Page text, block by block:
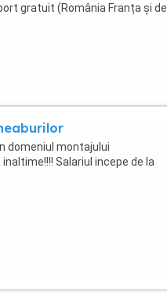
gratuit (România Franța și de
domeniul montajului
Salariul incepe de la